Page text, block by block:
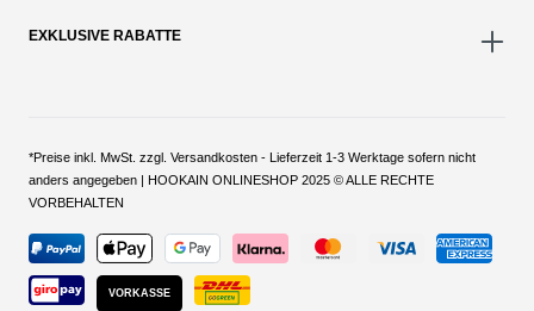
EXKLUSIVE RABATTE
*Preise inkl. MwSt. zzgl. Versandkosten - Lieferzeit 1-3 Werktage sofern nicht
anders angegeben | HOOKAIN ONLINESHOP 2025 © ALLE RECHTE
VORBEHALTEN
VORKASSE